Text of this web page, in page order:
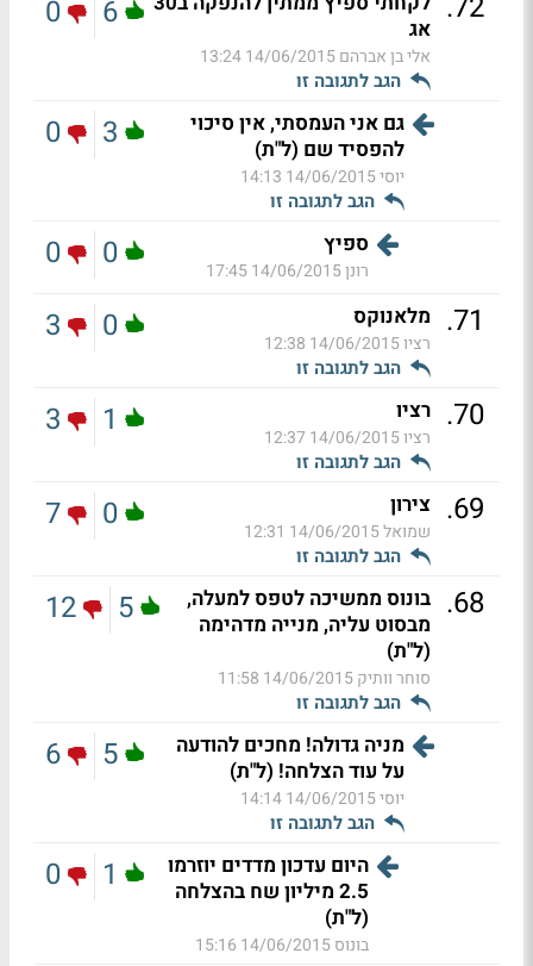
אג
אלי בן אברהם14/06/2015 13:24
הגב לתגובה זו
6
0
גם אני העמסתי, אין סיכוי
להפסיד שם (ל"ת)
יוסי14/06/2015 14:13
הגב לתגובה זו
3
0
ספיץ
רונן14/06/2015 17:45
0
0
71
. מלאנוקס
רציו14/06/2015 12:38
הגב לתגובה זו
0
3
70
. רציו
רציו14/06/2015 12:37
הגב לתגובה זו
1
3
69
. צירון
שמואל14/06/2015 12:31
הגב לתגובה זו
0
7
68
. בונוס ממשיכה לטפס למעלה,
מבסוט עליה, מנייה מדהימה
(ל"ת)
סוחר וותיק14/06/2015 11:58
הגב לתגובה זו
5
12
מניה גדולה! מחכים להודעה
על עוד הצלחה! (ל"ת)
יוסי14/06/2015 14:14
הגב לתגובה זו
5
6
היום עדכון מדדים יוזרמו
2.5 מיליון שח בהצלחה
(ל"ת)
בונוס14/06/2015 15:16
1
0